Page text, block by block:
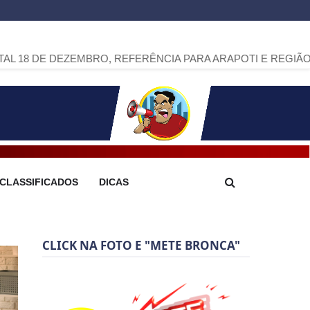
REFERÊNCIA PARA ARAPOTI E REGIÃO >> QUEM
CLASSIFICADOS DICAS
CLICK NA FOTO E "METE BRONCA"